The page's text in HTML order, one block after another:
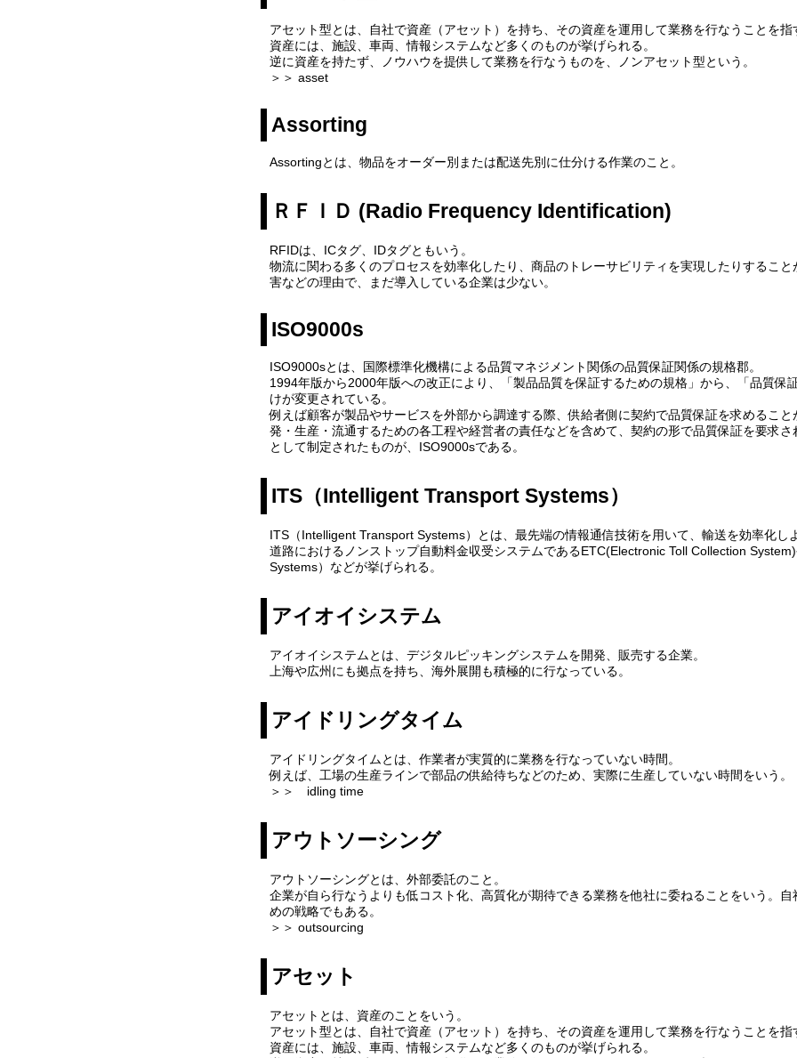
アセット型とは、自社で資産（アセット）を持ち、その資産を運用して業務を行なうことを指
資産には、施設、車両、情報システムなど多くのものが挙げられる。
逆に資産を持たず、ノウハウを提供して業務を行なうものを、ノンアセット型という。
＞＞ asset
Assorting
Assortingとは、物品をオーダー別または配送先別に仕分ける作業のこと。
ＲＦＩＤ (Radio Frequency Identification)
RFIDは、ICタグ、IDタグともいう。
物流に関わる多くのプロセスを効率化したり、商品のトレーサビリティを実現したりするこ
害などの理由で、まだ導入している企業は少ない。
ISO9000s
ISO9000sとは、国際標準化機構による品質マネジメント関係の品質保証関係の規格郡。
1994年版から2000年版への改正により、「製品品質を保証するための規格」から、「品質
けが変更されている。
例えば顧客が製品やサービスを外部から調達する際、供給者側に契約で品質保証を求めるこ
発・生産・流通するための各工程や経営者の責任などを含めて、契約の形で品質保証を要求
として制定されたものが、ISO9000sである。
ITS（Intelligent Transport Systems）
ITS（Intelligent Transport Systems）とは、最先端の情報通信技術を用いて、輸送を効率化し
道路におけるノンストップ自動料金収受システムであるETC(Electronic Toll Collection
Systems）などが挙げられる。
アイオイシステム
アイオイシステムとは、デジタルピッキングシステムを開発、販売する企業。
上海や広州にも拠点を持ち、海外展開も積極的に行なっている。
アイドリングタイム
アイドリングタイムとは、作業者が実質的に業務を行なっていない時間。
例えば、工場の生産ラインで部品の供給待ちなどのため、実際に生産していない時間をいう。
＞＞ idling time
アウトソーシング
アウトソーシングとは、外部委託のこと。
企業が自ら行なうよりも低コスト化、高質化が期待できる業務を他社に委ねることをいう。
めの戦略でもある。
＞＞ outsourcing
アセット
アセットとは、資産のことをいう。
アセット型とは、自社で資産（アセット）を持ち、その資産を運用して業務を行なうことを指
資産には、施設、車両、情報システムなど多くのものが挙げられる。